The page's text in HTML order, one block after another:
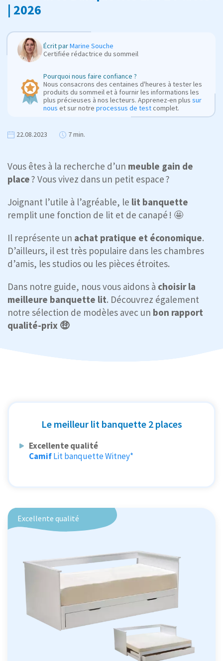
| 2026
Écrit parMarine Souche
Certifiée rédactrice du sommeil
Pourquoi nous faire confiance ?
Nous consacrons des centaines d'heures à tester les
produits du sommeil et à fournir les informations les
plus précieuses à nos lecteurs. Apprenez-en plus sur
nous et sur notre processus de testcomplet.
22.08.2023 7 min.
Vous êtes à la recherche d’un meuble gain de
place? Vous vivez dans un petit espace ?
Joignant l’utile à l’agréable, le lit banquette
remplit une fonction de lit et de canapé ! 🤩
Il représente un achat pratique et économique.
D’ailleurs, il est très populaire dans les chambres
d’amis, les studios ou les pièces étroites.
Dans notre guide, nous vous aidons à choisir la
meilleure banquette lit. Découvrez également
notre sélection de modèles avec un bon rapport
qualité-prix 🤑
Le meilleur lit banquette 2 places
Excellente qualité
CamifLit banquette Witney*
Excellente qualité